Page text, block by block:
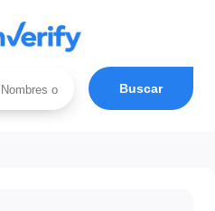
Buscar